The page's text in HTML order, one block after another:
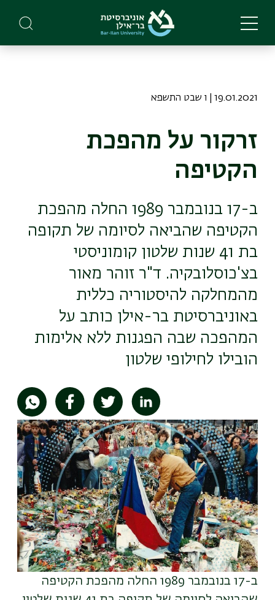
main
19.01.2021 | ו שבט התשפא
זרקור על מהפכת
הקטיפה
ב-17 בנובמבר 1989 החלה מהפכת
הקטיפה שהביאה לסיומה של תקופה
בת 41 שנות שלטון קומוניסטי
בצ'כוסלובקיה. ד"ר זוהר מאור
מהמחלקה להיסטוריה כללית
באוניברסיטת בר-אילן כותב על
המהפכה שבה הפגנות ללא אלימות
הובילו לחילופי שלטון
תמונה
ב-17 בנובמבר 1989 החלה מהפכת הקטיפה